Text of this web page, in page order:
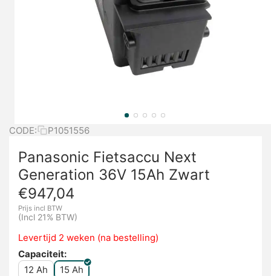
CODE: P1051556
Panasonic Fietsaccu Next
Generation 36V 15Ah Zwart
€947,04
Prijs incl BTW
(Incl 21% BTW)
Levertijd 2 weken (na bestelling)
Capaciteit:
12 Ah
15 Ah